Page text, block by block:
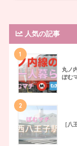
人気の記事
1
丸ノ
ぽむ
2
［